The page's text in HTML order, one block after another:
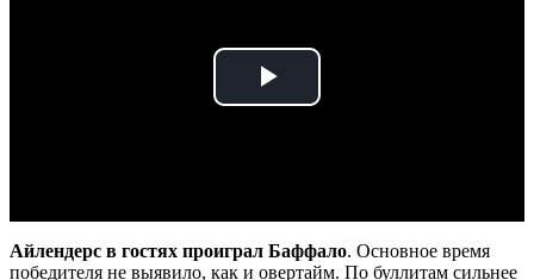
Play
Айлендерс в гостях проиграл Баффало. Основное время
победителя не выявило, как и овертайм. По буллитам сильнее